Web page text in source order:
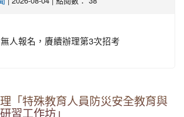
人報名，賡續辦理第3次招考
「特殊教育人員防災安全教育與
習工作坊」